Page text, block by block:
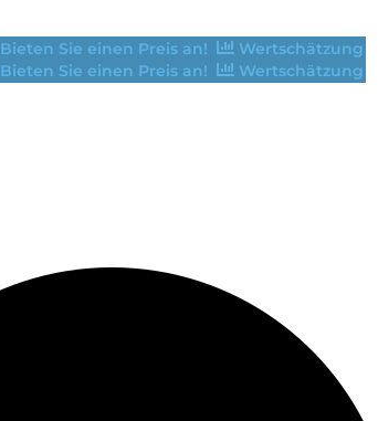
Bieten Sie einen Preis an!
Wertschätzung
Bieten Sie einen Preis an! Wertschätzung